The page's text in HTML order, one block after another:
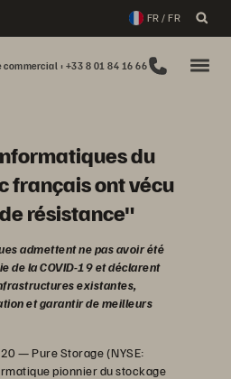
FR / FR
commercial : +33 8 01 84 16 66
du
français ont vécu
résistance"
admettent ne pas avoir été
de la COVID-19 et déclarent
existantes,
et garantir de meilleurs
— Pure Storage (NYSE:
pionnier du stockage